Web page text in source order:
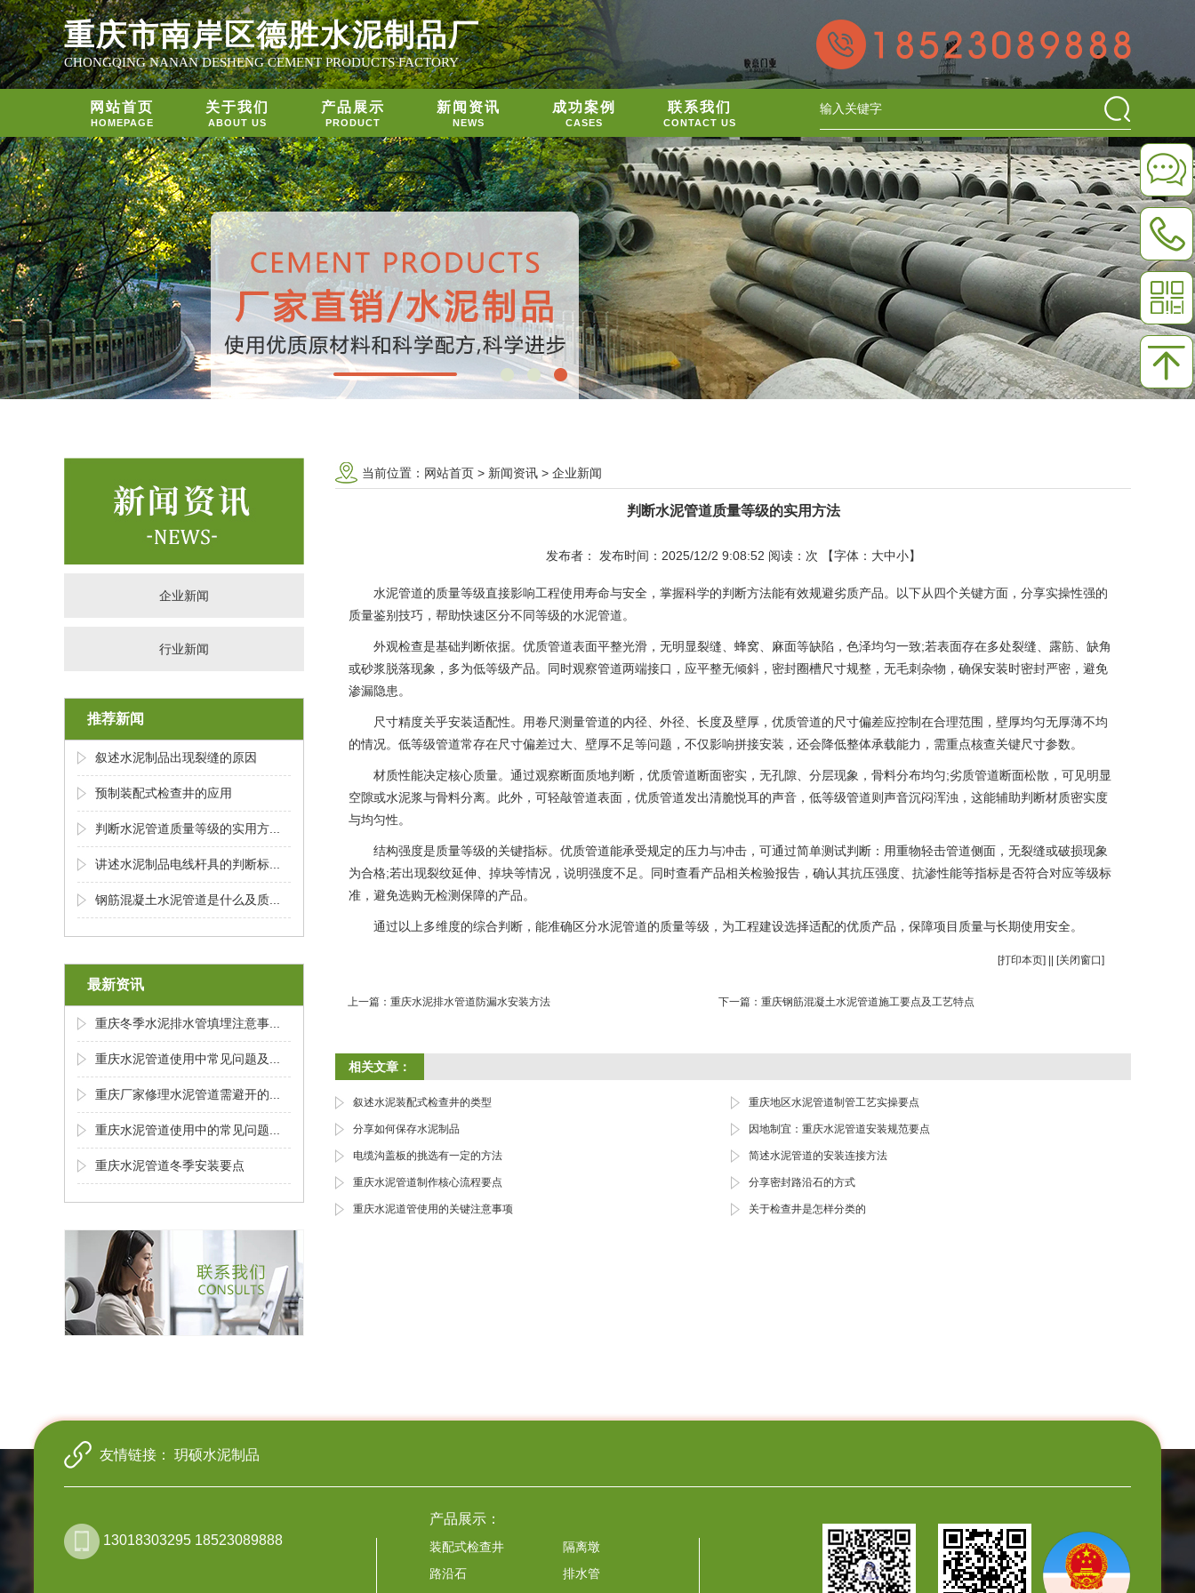
重庆市南岸区德胜水泥制品厂
CHONGQING NANAN DESHENG CEMENT PRODUCTS FACTORY
网站首页
HOMEPAGE
关于我们
ABOUT US
产品展示
PRODUCT
新闻资讯
NEWS
成功案例
CASES
联系我们
CONTACT US
企业新闻
行业新闻
推荐新闻
叙述水泥制品出现裂缝的原因
预制装配式检查井的应用
判断水泥管道质量等级的实用方...
讲述水泥制品电线杆具的判断标...
钢筋混凝土水泥管道是什么及质...
最新资讯
重庆冬季水泥排水管填埋注意事...
重庆水泥管道使用中常见问题及...
重庆厂家修理水泥管道需避开的...
重庆水泥管道使用中的常见问题...
重庆水泥管道冬季安装要点
当前位置： 网站首页 > 新闻资讯 > 企业新闻
判断水泥管道质量等级的实用方法
发布者： 发布时间：2025/12/2 9:08:52 阅读： 次 【字体： 大中小】
水泥管道的质量等级直接影响工程使用寿命与安全，掌握科学的判断方法能有效规避劣质产品。以下从四个关键方面，分享实操性强的
质量鉴别技巧，帮助快速区分不同等级的水泥管道。​
外观检查是基础判断依据。优质管道表面平整光滑，无明显裂缝、蜂窝、麻面等缺陷，色泽均匀一致;若表面存在多处裂缝、露筋、缺角
或砂浆脱落现象，多为低等级产品。同时观察管道两端接口，应平整无倾斜，密封圈槽尺寸规整，无毛刺杂物，确保安装时密封严密，避免
渗漏隐患。​
尺寸精度关乎安装适配性。用卷尺测量管道的内径、外径、长度及壁厚，优质管道的尺寸偏差应控制在合理范围，壁厚均匀无厚薄不均
的情况。低等级管道常存在尺寸偏差过大、壁厚不足等问题，不仅影响拼接安装，还会降低整体承载能力，需重点核查关键尺寸参数。​
材质性能决定核心质量。通过观察断面质地判断，优质管道断面密实，无孔隙、分层现象，骨料分布均匀;劣质管道断面松散，可见明显
空隙或水泥浆与骨料分离。此外，可轻敲管道表面，优质管道发出清脆悦耳的声音，低等级管道则声音沉闷浑浊，这能辅助判断材质密实度
与均匀性。​
结构强度是质量等级的关键指标。优质管道能承受规定的压力与冲击，可通过简单测试判断：用重物轻击管道侧面，无裂缝或破损现象
为合格;若出现裂纹延伸、掉块等情况，说明强度不足。同时查看产品相关检验报告，确认其抗压强度、抗渗性能等指标是否符合对应等级标
准，避免选购无检测保障的产品。​
通过以上多维度的综合判断，能准确区分水泥管道的质量等级，为工程建设选择适配的优质产品，保障项目质量与长期使用安全。​
[打印本页] || [关闭窗口]
上一篇： 重庆水泥排水管道防漏水安装方法 下一篇： 重庆钢筋混凝土水泥管道施工要点及工艺特点
相关文章：
叙述水泥装配式检查井的类型 重庆地区水泥管道制管工艺实操要点
分享如何保存水泥制品 因地制宜：重庆水泥管道安装规范要点
电缆沟盖板的挑选有一定的方法 简述水泥管道的安装连接方法
重庆水泥管道制作核心流程要点 分享密封路沿石的方式
重庆水泥道管使用的关键注意事项 关于检查井是怎样分类的
友情链接： 玥硕水泥制品
13018303295 18523089888
产品展示：
装配式检查井
隔离墩
路沿石
排水管